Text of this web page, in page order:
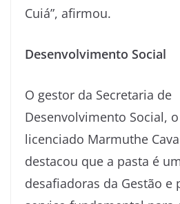
Cuiá”, afirmou.
Desenvolvimento Social
O gestor da Secretaria de
Desenvolvimento Social,
licenciado Marmuthe
destacou que a pasta é
desafiadoras da Gestão e